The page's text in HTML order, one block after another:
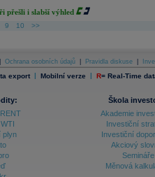
přešli i slabší výhled
9 10 >>
Ochrana osobních údajů Pravidla diskuse
export | Mobilní verze | R= Real-Time
plyn
Škola
Akademie
Investiční
Investiční
Akciový
Semináře
Měnová